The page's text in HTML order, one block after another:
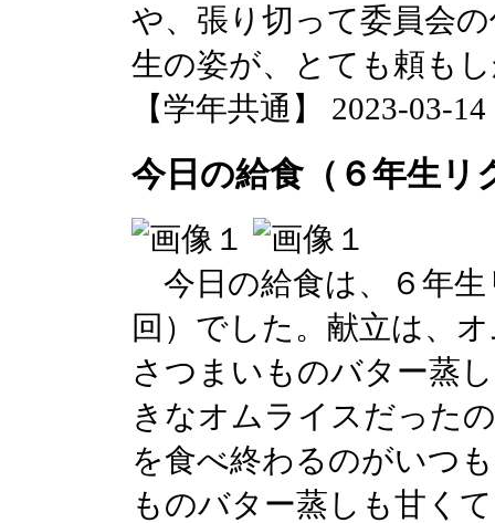
や、張り切って委員会
生の姿が、とても頼も
【学年共通】 2023-03-
今日の給食（６年生リ
今日の給食は、６年生
回）でした。献立は、
さつまいものバター蒸
きなオムライスだった
を食べ終わるのがいつ
ものバター蒸しも甘く